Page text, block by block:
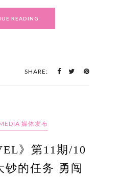
READING
SHARE:
媒体发布
》第11期/10
钞的任务 勇闯